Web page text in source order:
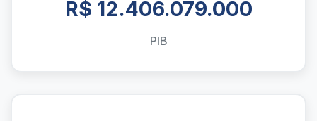
R$ 12.406.079.000
PIB